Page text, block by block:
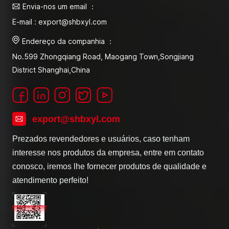
Envia-nos um email ：
E-mail : export@shbxyl.com
Endereço da companhia ：
No.599 Zhongqiang Road, Maogang Town,Songjiang
District Shanghai,China
export@shbxyl.com
Prezados revendedores e usuários, caso tenham
interesse nos produtos da empresa, entre em contato
conosco, iremos lhe fornecer produtos de qualidade e
atendimento perfeito!